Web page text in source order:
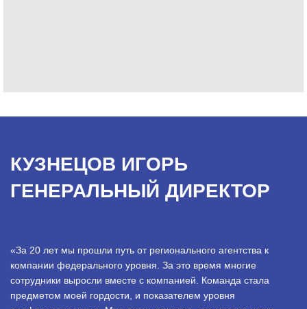
КУЗНЕЦОВ ИГОРЬ
ГЕНЕРАЛЬНЫЙ ДИРЕКТОР
«За 20 лет мы прошли путь от регионального агентства к
компании федерального уровня. За это время многие
сотрудники выросли вместе с компанией. Команда стала
предметом моей гордости, и показателем уровня